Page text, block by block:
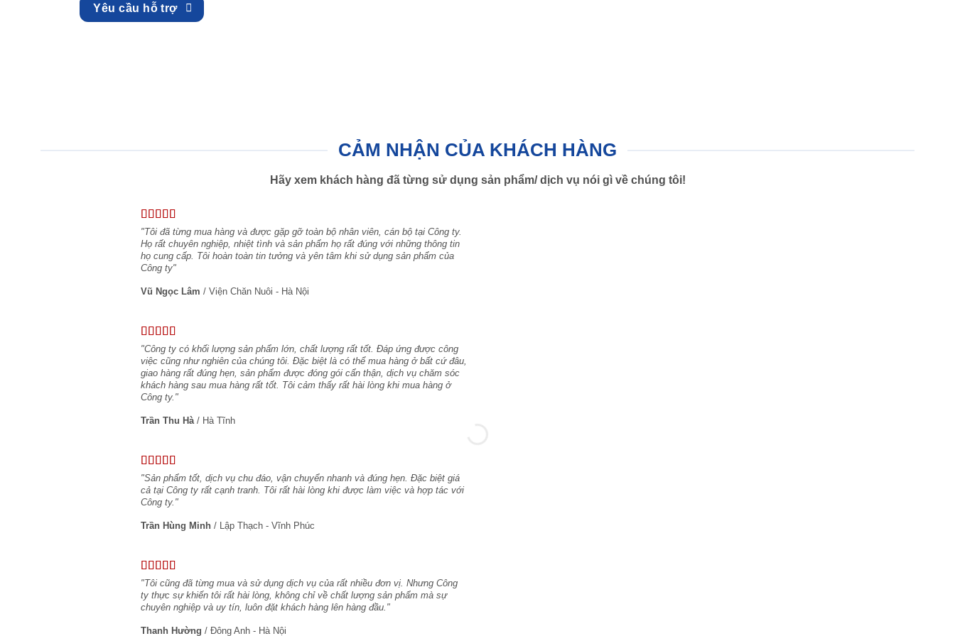
Yêu cầu hỗ trợ
CẢM NHẬN CỦA KHÁCH HÀNG
Hãy xem khách hàng đã từng sử dụng sản phẩm/ dịch vụ nói gì về chúng tôi!
"Tôi đã từng mua hàng và được gặp gỡ toàn bộ nhân viên, cán bộ tại Công ty.
Họ rất chuyên nghiệp, nhiệt tình và sản phẩm họ rất đúng với những thông tin
họ cung cấp. Tôi hoàn toàn tin tưởng và yên tâm khi sử dụng sản phẩm của
Công ty"
Vũ Ngọc Lâm / Viện Chăn Nuôi - Hà Nội
"Công ty có khối lượng sản phẩm lớn, chất lượng rất tốt. Đáp ứng được công
việc cũng như nghiên của chúng tôi. Đặc biệt là có thể mua hàng ở bất cứ đâu,
giao hàng rất đúng hẹn, sản phẩm được đóng gói cẩn thận, dịch vụ chăm sóc
khách hàng sau mua hàng rất tốt. Tôi cảm thấy rất hài lòng khi mua hàng ở
Công ty."
Trần Thu Hà / Hà Tĩnh
"Sản phẩm tốt, dịch vụ chu đáo, vận chuyển nhanh và đúng hẹn. Đặc biệt giá
cả tại Công ty rất cạnh tranh. Tôi rất hài lòng khi được làm việc và hợp tác với
Công ty."
Trần Hùng Minh / Lập Thạch - Vĩnh Phúc
"Tôi cũng đã từng mua và sử dụng dịch vụ của rất nhiều đơn vị. Nhưng Công
ty thực sự khiến tôi rất hài lòng, không chỉ về chất lượng sản phẩm mà sự
chuyên nghiệp và uy tín, luôn đặt khách hàng lên hàng đầu."
Thanh Hường / Đông Anh - Hà Nội